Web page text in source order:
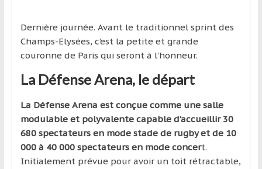
Dernière journée. Avant le traditionnel sprint des
Champs-Elysées, c’est la petite et grande
couronne de Paris qui seront à l’honneur.
La Défense Arena, le départ
La Défense Arena est conçue comme une salle
modulable et polyvalente capable d’accueillir 30
680 spectateurs en mode stade de rugby et de 10
000 à 40 000 spectateurs en mode concert.
Initialement prévue pour avoir un toit rétractable,